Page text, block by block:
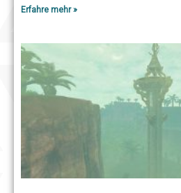
Erfahre mehr »